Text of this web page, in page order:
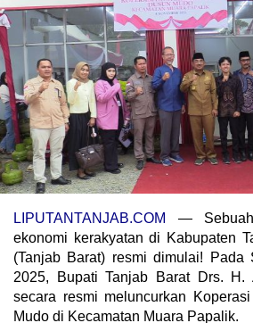
LIPUTANTANJAB.COM
—
ekonomi kerakyatan di Kabupaten
(Tanjab Barat) resmi dimulai! Pada
2025, Bupati Tanjab Barat Drs. H.
secara resmi meluncurkan
Mudo di Kecamatan Muara Papalik.